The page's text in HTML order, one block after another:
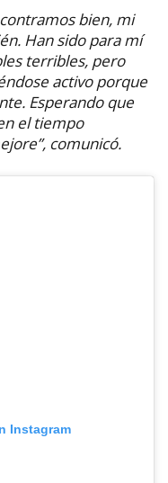
bien, mi
Han sido para mí
terribles, pero
activo porque
Esperando que
el tiempo
comunicó.
Instagram